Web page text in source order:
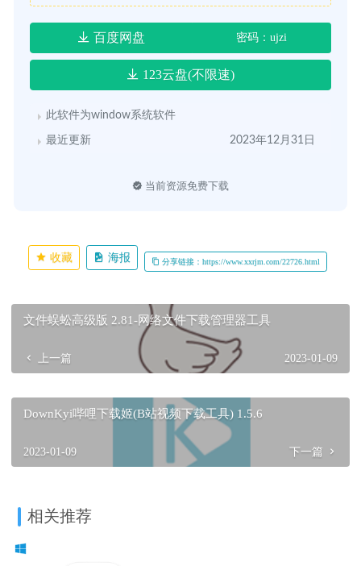
百度网盘 密码：ujzi
123云盘(不限速)
此软件为window系统软件
最近更新 2023年12月31日
当前资源免费下载
收藏 海报 分享链接：https://www.xxrjm.com/22726.html
文件蜈蚣高级版 2.81-网络文件下载管理器工具
上一篇 2023-01-09
DownKyi哔哩下载姬(B站视频下载工具) 1.5.6
2023-01-09 下一篇
相关推荐